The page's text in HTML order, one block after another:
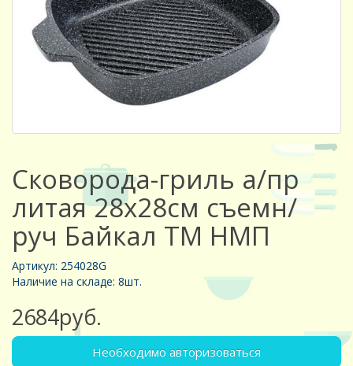
Сковорода-гриль а/пр
литая 28х28см съемн/
руч Байкал ТМ НМП
Артикул: 254028G
Наличие на складе: 8шт.
2684руб.
Необходимо авторизоваться